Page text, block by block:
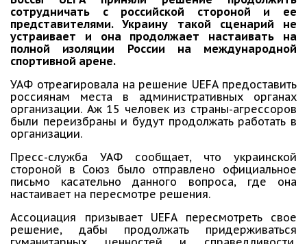
сотрудничать с российской стороной и ее
представителями. Украину такой сценарий не
устраивает и она продолжает настаивать на
полной изоляции России на международной
спортивной арене.
УАФ отреагировала на решение UEFA предоставить
россиянам места в административных органах
организации. Аж 15 человек из страны-агрессоров
были переизбраны и будут продолжать работать в
организации.
Пресс-служба УАФ сообщает, что украинской
стороной в Союз было отправлено официальное
письмо касательно данного вопроса, где она
настаивает на пересмотре решения.
Ассоциация призывает UEFA пересмотреть свое
решение, дабы продолжать придерживаться